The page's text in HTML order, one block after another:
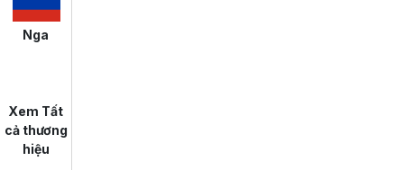
Nga
Xem Tất
cả thương
hiệu